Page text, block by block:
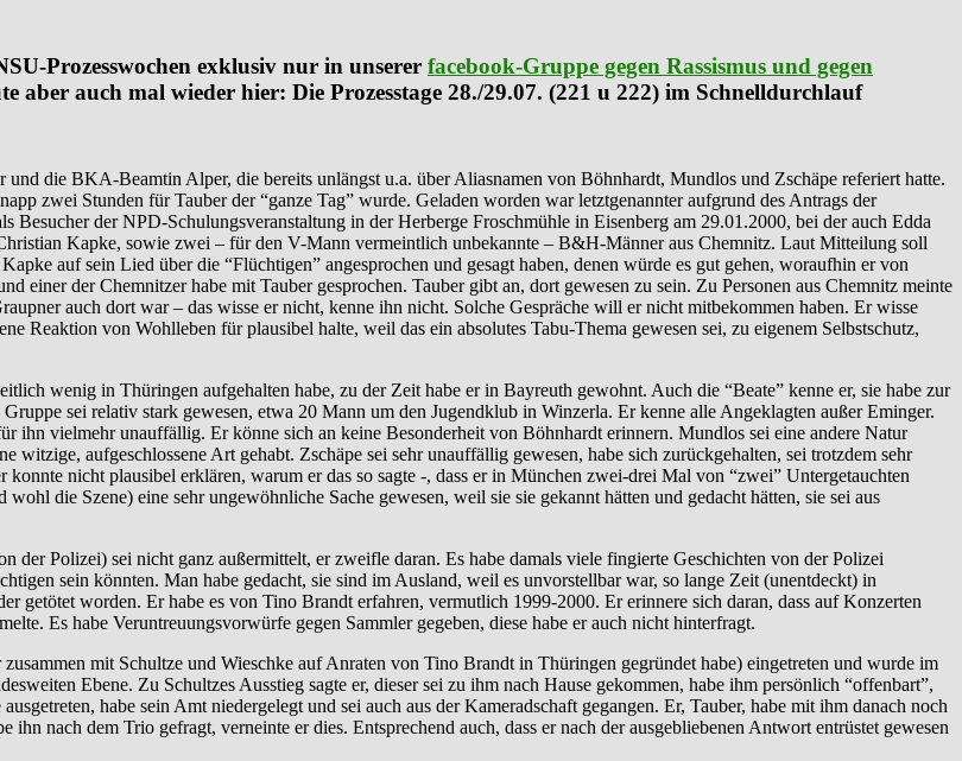
Prozesswochen exklusiv nur in unserer facebook-Gruppe gegen Rassismus und gegen
aber auch mal wieder hier: Die Prozesstage 28./29.07. (221 u 222) im Schnelldurchlauf
die BKA-Beamtin Alper, die bereits unlängst u.a. über Aliasnamen von Böhnhardt, Mundlos und Zschäpe referiert hatte.
zwei Stunden für Tauber der “ganze Tag” wurde. Geladen worden war letztgenannter aufgrund des Antrags der
der NPD-Schulungsveranstaltung in der Herberge Froschmühle in Eisenberg am 29.01.2000, bei der auch Edda
Kapke, sowie zwei – für den V-Mann vermeintlich unbekannte – B&H-Männer aus Chemnitz. Laut Mitteilung soll
auf sein Lied über die “Flüchtigen” angesprochen und gesagt haben, denen würde es gut gehen, woraufhin er von
einer der Chemnitzer habe mit Tauber gesprochen. Tauber gibt an, dort gewesen zu sein. Zu Personen aus Chemnitz meinte
auch dort war – das wisse er nicht, kenne ihn nicht. Solche Gespräche will er nicht mitbekommen haben. Er wisse
Reaktion von Wohlleben für plausibel halte, weil das ein absolutes Tabu-Thema gewesen sei, zu eigenem Selbstschutz,
wenig in Thüringen aufgehalten habe, zu der Zeit habe er in Bayreuth gewohnt. Auch die “Beate” kenne er, sie habe zur
sei relativ stark gewesen, etwa 20 Mann um den Jugendklub in Winzerla. Er kenne alle Angeklagten außer Eminger.
ihn vielmehr unauffällig. Er könne sich an keine Besonderheit von Böhnhardt erinnern. Mundlos sei eine andere Natur
witzige, aufgeschlossene Art gehabt. Zschäpe sei sehr unauffällig gewesen, habe sich zurückgehalten, sei trotzdem sehr
nicht plausibel erklären, warum er das so sagte -, dass er in München zwei-drei Mal von “zwei” Untergetauchten
die Szene) eine sehr ungewöhnliche Sache gewesen, weil sie sie gekannt hätten und gedacht hätten, sie sei aus
der Polizei) sei nicht ganz außermittelt, er zweifle daran. Es habe damals viele fingierte Geschichten von der Polizei
sein könnten. Man habe gedacht, sie sind im Ausland, weil es unvorstellbar war, so lange Zeit (unentdeckt) in
getötet worden. Er habe es von Tino Brandt erfahren, vermutlich 1999-2000. Er erinnere sich daran, dass auf Konzerten
Es habe Veruntreuungsvorwürfe gegen Sammler gegeben, diese habe er auch nicht hinterfragt.
mit Schultze und Wieschke auf Anraten von Tino Brandt in Thüringen gegründet habe) eingetreten und wurde im
Ebene. Zu Schultzes Ausstieg sagte er, dieser sei zu ihm nach Hause gekommen, habe ihm persönlich “offenbart”,
habe sein Amt niedergelegt und sei auch aus der Kameradschaft gegangen. Er, Tauber, habe mit ihm danach noch
nach dem Trio gefragt, verneinte er dies. Entsprechend auch, dass er nach der ausgebliebenen Antwort entrüstet gewesen